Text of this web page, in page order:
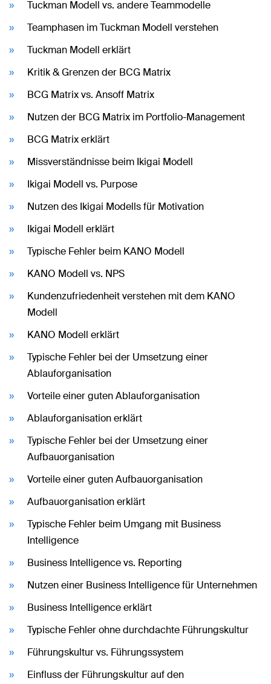
Tuckman Modell vs. andere Teammodelle
Teamphasen im Tuckman Modell verstehen
Tuckman Modell erklärt
Kritik & Grenzen der BCG Matrix
BCG Matrix vs. Ansoff Matrix
Nutzen der BCG Matrix im Portfolio-Management
BCG Matrix erklärt
Missverständnisse beim Ikigai Modell
Ikigai Modell vs. Purpose
Nutzen des Ikigai Modells für Motivation
Ikigai Modell erklärt
Typische Fehler beim KANO Modell
KANO Modell vs. NPS
Kundenzufriedenheit verstehen mit dem KANO
Modell
KANO Modell erklärt
Typische Fehler bei der Umsetzung einer
Ablauforganisation
Vorteile einer guten Ablauforganisation
Ablauforganisation erklärt
Typische Fehler bei der Umsetzung einer
Aufbauorganisation
Vorteile einer guten Aufbauorganisation
Aufbauorganisation erklärt
Typische Fehler beim Umgang mit Business
Intelligence
Business Intelligence vs. Reporting
Nutzen einer Business Intelligence für Unternehmen
Business Intelligence erklärt
Typische Fehler ohne durchdachte Führungskultur
Führungskultur vs. Führungssystem
Einfluss der Führungskultur auf den